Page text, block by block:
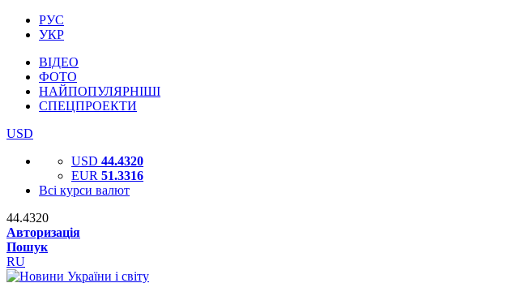
РУС
УКР
ВІДЕО
ФОТО
НАЙПОПУЛЯРНІШІ
СПЕЦПРОЕКТИ
USD
USD 44.4320
EUR 51.3316
Всі курси валют
44.4320
Авторизація
Пошук
RU